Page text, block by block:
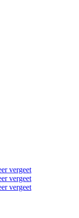
vergeet
vergeet
vergeet